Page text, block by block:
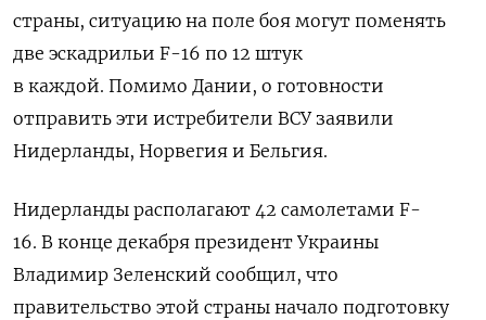
страны, ситуацию на поле боя могут поменять
две эскадрильи F-16 по 12 штук
в каждой. Помимо Дании, о готовности
отправить эти истребители ВСУ заявили
Нидерланды, Норвегия и Бельгия.
Нидерланды располагают 42 самолетами F-
16. В конце декабря президент Украины
Владимир Зеленский сообщил, что
правительство этой страны начало подготовку